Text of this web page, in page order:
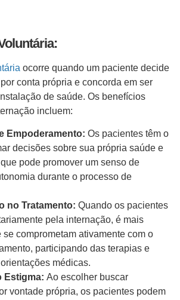
ocorre quando um paciente decide
conta própria e concorda em ser
de saúde. Os benefícios
incluem:
Empoderamento: Os pacientes têm o
decisões sobre sua própria saúde e
pode promover um senso de
durante o processo de
no Tratamento: Quando os pacientes
pela internação, é mais
se comprometam ativamente com o
participando das terapias e
médicas.
Estigma: Ao escolher buscar
vontade própria, os pacientes podem